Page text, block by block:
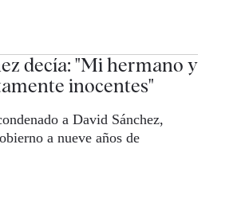
decía: "Mi hermano y
inocentes"
a David Sánchez,
a nueve años de